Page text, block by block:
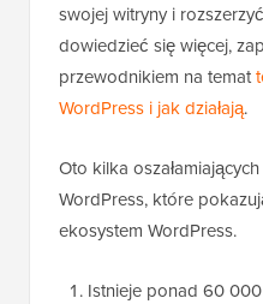
swojej witryny i
dowiedzieć się więcej,
przewodnikiem na temat
WordPress i jak działają.
Oto kilka
WordPress, które
ekosystem WordPress.
Istnieje ponad 60